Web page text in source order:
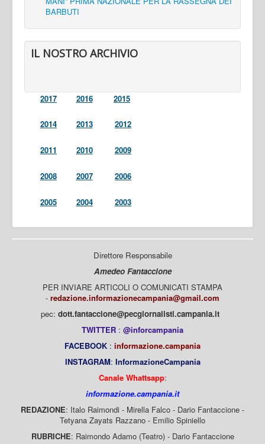
BARBUTI
IL NOSTRO ARCHIVIO
2017 2016 2015
2014 2013 2012
2011 2010 2009
2008 2007 2006
2005 2004 2003
Direttore Responsabile
Amedeo Fantaccione
PER INVIARE ARTICOLI O COMUNICATI STAMPA
- redazione.informazionecampania@gmail.com
pec: dott.fantaccione@pecgiornalisti.campania.it
TWITTER : @inforcampania
FACEBOOK : informazione.campania
INSTAGRAM: InformazioneCampania
Canale Whattsapp:
informazione.campania.it
REDAZIONE: Italo Raimondi - Mirella Falco - Dario Fantaccione -
Tetyana Zayats Razzano - Emilio Spiniello
RUBRICHE: Raimondo Adamo (Teatro) - Dario Fantaccione